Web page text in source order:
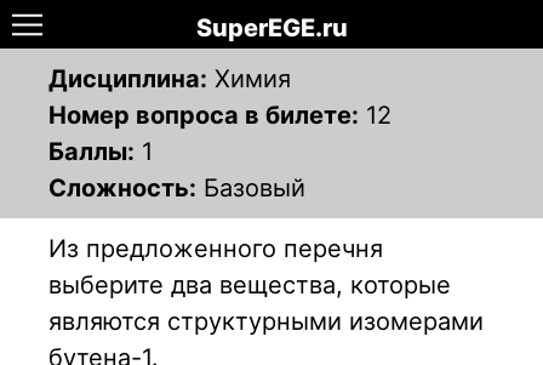
SuperEGE.ru
Дисциплина: Химия
Номер вопроса в билете: 12
Баллы: 1
Сложность: Базовый
Из предложенного перечня
выберите два вещества, которые
являются структурными изомерами
бутена-1.